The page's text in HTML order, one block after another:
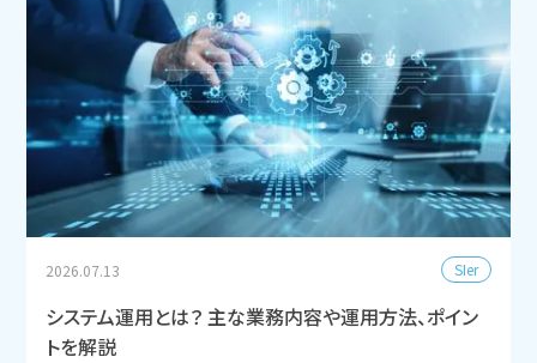
2026.07.13 SIer
システム運用とは？ 主な業務内容や運用方法、ポイン
トを解説